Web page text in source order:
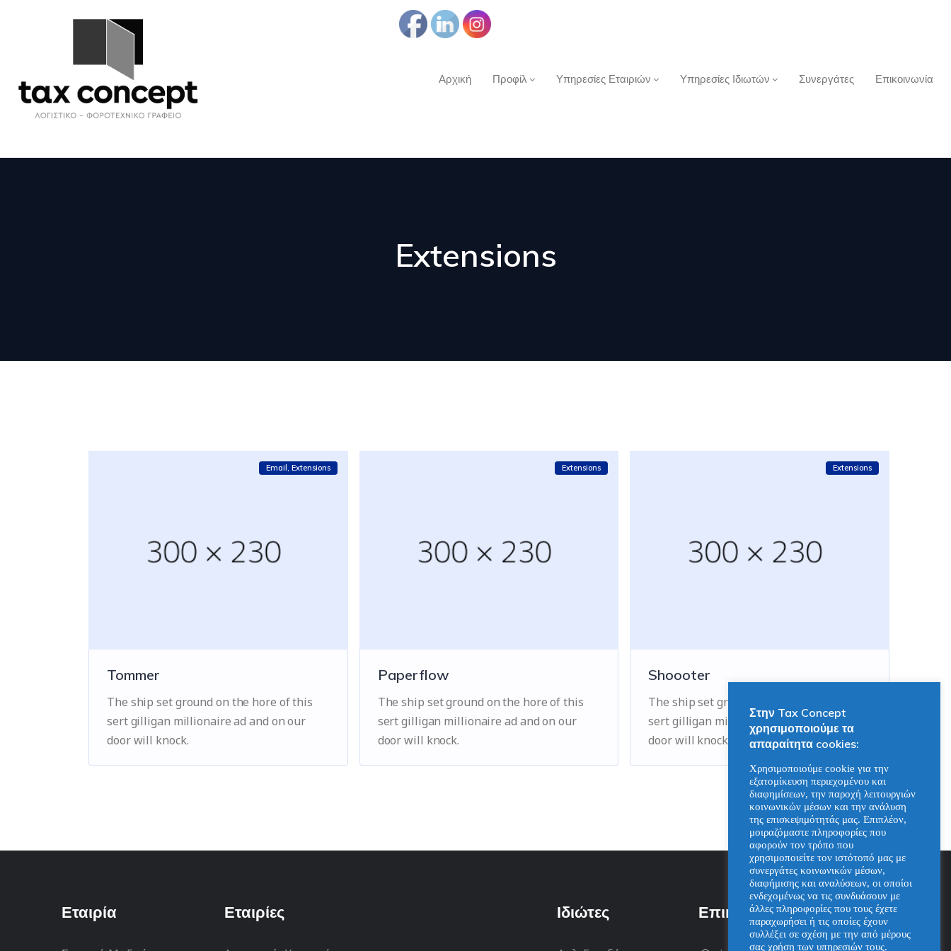
Αρχική Προφίλ Υπηρεσίες Εταιριών Υπηρεσίες Ιδιωτών Συνεργάτες Επικοινωνία
Extensions
Email Extensions
Tommer
The ship set ground on the hore of this
sert gilligan millionaire ad and on our
door will knock.
Extensions
Paperflow
The ship set ground on the hore of this
sert gilligan millionaire ad and on our
door will knock.
Extensions
Shoooter
The ship set ground on the hore of this
sert gilligan millionaire ad and on our
door will knock.
Εταιρία Εταιρίες Ιδιώτες Επικοινωνία
Στην Tax Concept
χρησιμοποιούμε τα
απαραίτητα cookies:
Χρησιμοποιούμε cookie για την
εξατομίκευση περιεχομένου και
διαφημίσεων, την παροχή λειτουργιών
κοινωνικών μέσων και την ανάλυση
της επισκεψιμότητάς μας. Επιπλέον,
μοιραζόμαστε πληροφορίες που
αφορούν τον τρόπο που
χρησιμοποιείτε τον ιστότοπό μας με
συνεργάτες κοινωνικών μέσων,
διαφήμισης και αναλύσεων, οι οποίοι
ενδεχομένως να τις συνδυάσουν με
άλλες πληροφορίες που τους έχετε
παραχωρήσει ή τις οποίες έχουν
συλλέξει σε σχέση με την από μέρους
σας χρήση των υπηρεσιών τους.